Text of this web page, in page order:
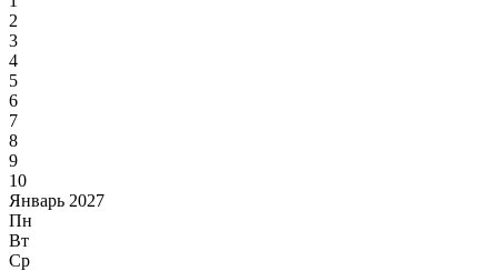
2
3
4
5
6
7
8
9
10
Январь 2027
Пн
Вт
Ср